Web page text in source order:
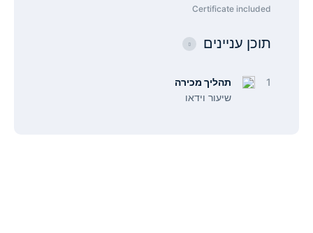
Certificate included
תוכן עניינים
1
תהליך מכירה
שיעור וידאו